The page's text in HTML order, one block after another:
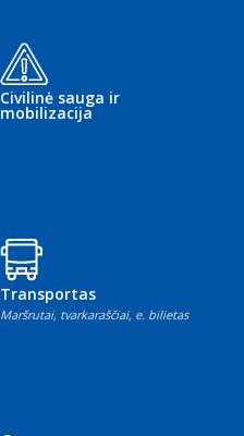
Civilinė sauga ir
mobilizacija
Transportas
Maršrutai, tvarkaraščiai, e. bilietas